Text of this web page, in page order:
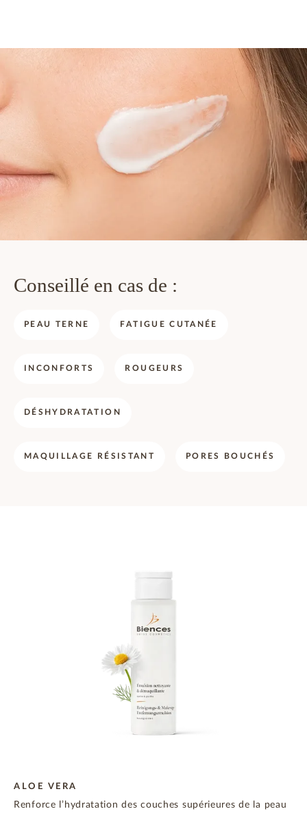
Conseillé en cas de :
PEAU TERNE FATIGUE CUTANÉE
INCONFORTS ROUGEURS
DÉSHYDRATATION
MAQUILLAGE RÉSISTANT PORES BOUCHÉS
ALOE VERA
Renforce l’hydratation des couches supérieures de la peau